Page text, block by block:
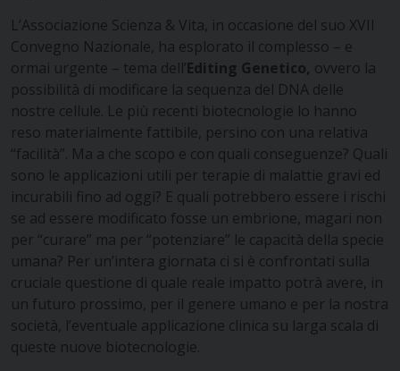
L’Associazione Scienza & Vita, in occasione del suo XVII
Convegno Nazionale, ha esplorato il complesso – e
ormai urgente – tema dell’Editing Genetico, ovvero la
possibilità di modificare la sequenza del DNA delle
nostre cellule. Le più recenti biotecnologie lo hanno
reso materialmente fattibile, persino con una relativa
“facilità”. Ma a che scopo e con quali conseguenze? Quali
sono le applicazioni utili per terapie di malattie gravi ed
incurabili fino ad oggi? E quali potrebbero essere i rischi
se ad essere modificato fosse un embrione, magari non
per “curare” ma per “potenziare” le capacità della specie
umana? Per un’intera giornata ci si è confrontati sulla
cruciale questione di quale reale impatto potrà avere, in
un futuro prossimo, per il genere umano e per la nostra
società, l’eventuale applicazione clinica su larga scala di
queste nuove biotecnologie.